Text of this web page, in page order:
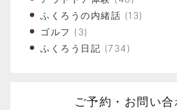
ふくろうの内緒話 (13)
ゴルフ (3)
ふくろう日記 (734)
ご予約・お問い合